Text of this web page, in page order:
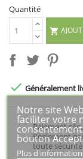
Quantité

 Généralement
Paiement
Règlement
toute sécurité
Notre site
faciliter votre
bouton
Plus